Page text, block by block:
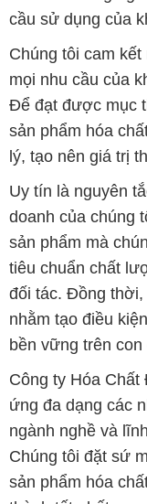
cầu sử dụng của
Chúng tôi cam
mọi nhu cầu của
Để đạt được mục
sản phẩm hóa
lý, tạo nên giá trị
Uy tín là nguyên
doanh của chúng
sản phẩm mà
tiêu chuẩn chất
đối tác. Đồng
nhằm tạo điều
bền vững trên
Công ty Hóa
ứng đa dạng các
ngành nghề và
Chúng tôi đặt sứ
sản phẩm hóa